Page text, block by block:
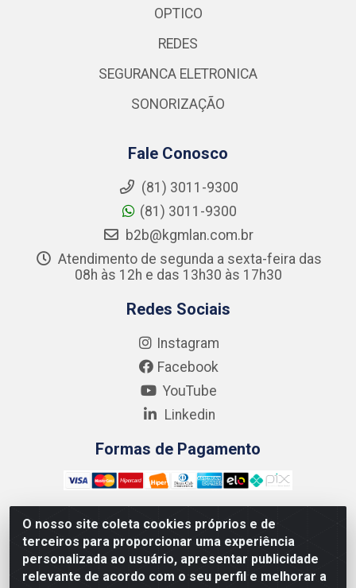
O nosso site coleta cookies próprios e de
terceiros para proporcionar uma experiência
personalizada ao usuário, apresentar publicidade
relevante de acordo com o seu perfil e melhorar a
OPTICO
REDES
SEGURANCA ELETRONICA
SONORIZAÇÃO
Fale Conosco
(81) 3011-9300
(81) 3011-9300
b2b@kgmlan.com.br
Atendimento de segunda a sexta-feira das
08h às 12h e das 13h30 às 17h30
Redes Sociais
Instagram
Facebook
YouTube
Linkedin
Formas de Pagamento
Kgmlan Distribuidora LTDA - CNPJ 18.217.682/0001-54 -
Rua Pedro de Barros Cavalcante, 58 - Bultrins, Olinda/PE
- CEP 53320-110